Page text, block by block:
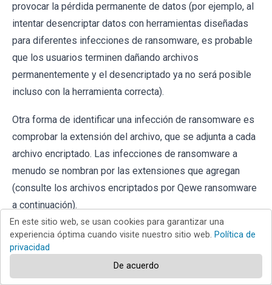
provocar la pérdida permanente de datos (por ejemplo, al
intentar desencriptar datos con herramientas diseñadas
para diferentes infecciones de ransomware, es probable
que los usuarios terminen dañando archivos
permanentemente y el desencriptado ya no será posible
incluso con la herramienta correcta).
Otra forma de identificar una infección de ransomware es
comprobar la extensión del archivo, que se adjunta a cada
archivo encriptado. Las infecciones de ransomware a
menudo se nombran por las extensiones que agregan
(consulte los archivos encriptados por Qewe ransomware
a continuación).
En este sitio web, se usan cookies para garantizar una
experiencia óptima cuando visite nuestro sitio web. Política de
privacidad
De acuerdo